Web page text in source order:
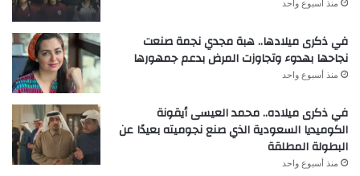
منذ أسبوع واحد
في ذكرى ميلادها.. هبة مجدي نجمة صنعت
نجاحها بهدوء وتجاوزت المرض بدعم جمهورها
منذ أسبوع واحد
في ذكرى ميلاده.. محمد العيسى أيقونة
الكوميديا السعودية الذي صنع نجوميته بعيدًا عن
البطولة المطلقة
منذ أسبوع واحد